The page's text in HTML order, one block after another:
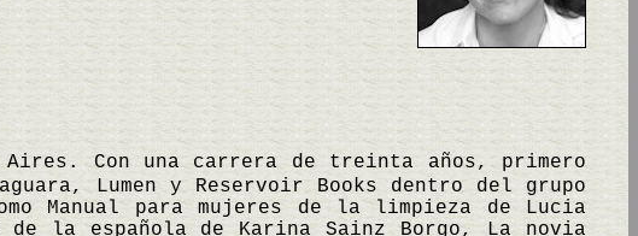
Con una carrera de treinta años, primero
Lumen y Reservoir Books dentro del grupo
Manual para mujeres de la limpieza de Lucia
la española de Karina Sainz Borgo, La novia